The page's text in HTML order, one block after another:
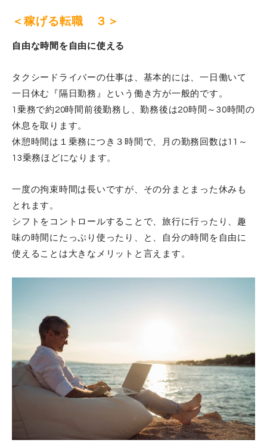
＜稼げる転職 ３＞
自由な時間を自由に使える
タクシードライバーの仕事は、基本的には、一日働いて
一日休む『隔日勤務』という働き方が一般的です。
1乗務で約20時間前後勤務し、勤務後は20時間～30時間の
休息を取ります。
休憩時間は１乗務につき３時間で、月の勤務回数は11～
13乗務ほどになります。
一度の拘束時間は長いですが、その分まとまった休みも
とれます。
シフトをコントロールすることで、旅行に行ったり、趣
味の時間にたっぷり使ったり、と、自分の時間を自由に
使えることは大きなメリットと言えます。